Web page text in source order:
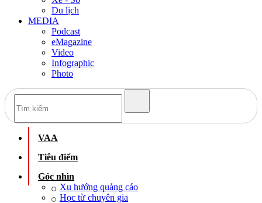
Du lịch
MEDIA
Podcast
eMagazine
Video
Infographic
Photo
VAA
Tiêu điểm
Góc nhìn
Xu hướng quảng cáo
Học từ chuyên gia